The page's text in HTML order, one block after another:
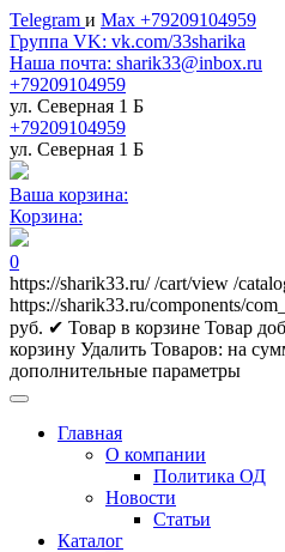
Telegram и Max +79209104959
Группа VK: vk.com/33sharika
Наша почта: sharik33@inbox.ru
+79209104959
ул. Северная 1 Б
+79209104959
ул. Северная 1 Б
Ваша корзина:
Корзина:
0
https://sharik33.ru/ /cart/view /
https://sharik33.ru/components/
руб. ✔ Товар в корзине Товар
корзину Удалить Товаров: на
дополнительные параметры
Главная
О компании
Политика ОД
Новости
Статьи
Каталог